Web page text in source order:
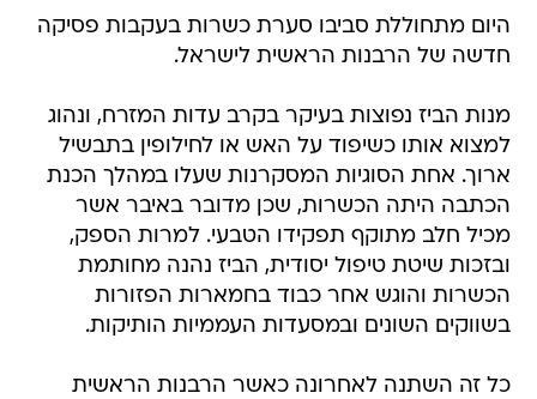
היום מתחוללת סביבו סערת כשרות בעקבות פסיקה
חדשה של הרבנות הראשית לישראל.
מנות הביז נפוצות בעיקר בקרב עדות המזרח, ונהוג
למצוא אותו כשיפוד על האש או לחילופין בתבשיל
ארוך. אחת הסוגיות המסקרנות שעלו במהלך הכנת
הכתבה היתה הכשרות, שכן מדובר באיבר אשר
מכיל חלב מתוקף תפקידו הטבעי. למרות הספק,
ובזכות שיטת טיפול יסודית, הביז נהנה מחותמת
הכשרות והוגש אחר כבוד בחמארות הפזורות
בשווקים השונים ובמסעדות העממיות הותיקות.
כל זה השתנה לאחרונה כאשר הרבנות הראשית